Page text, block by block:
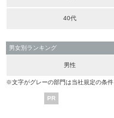
40代
男女別ランキング
男性
※文字がグレーの部門は当社規定の条
PR